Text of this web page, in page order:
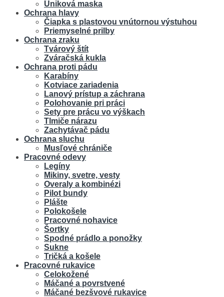
Úniková maska
Ochrana hlavy
Čiapka s plastovou vnútornou výstuhou
Priemyselné prilby
Ochrana zraku
Tvárový štít
Zváračská kukla
Ochrana proti pádu
Karabíny
Kotviace zariadenia
Lanový prístup a záchrana
Polohovanie pri práci
Sety pre prácu vo výškach
Tlmiče nárazu
Zachytávač pádu
Ochrana sluchu
Musľové chrániče
Pracovné odevy
Legíny
Mikiny, svetre, vesty
Overaly a kombinézi
Pilot bundy
Plášte
Polokošele
Pracovné nohavice
Šortky
Spodné prádlo a ponožky
Sukne
Tričká a košele
Pracovné rukavice
Celokožené
Máčané a povrstvené
Máčané bezšvové rukavice